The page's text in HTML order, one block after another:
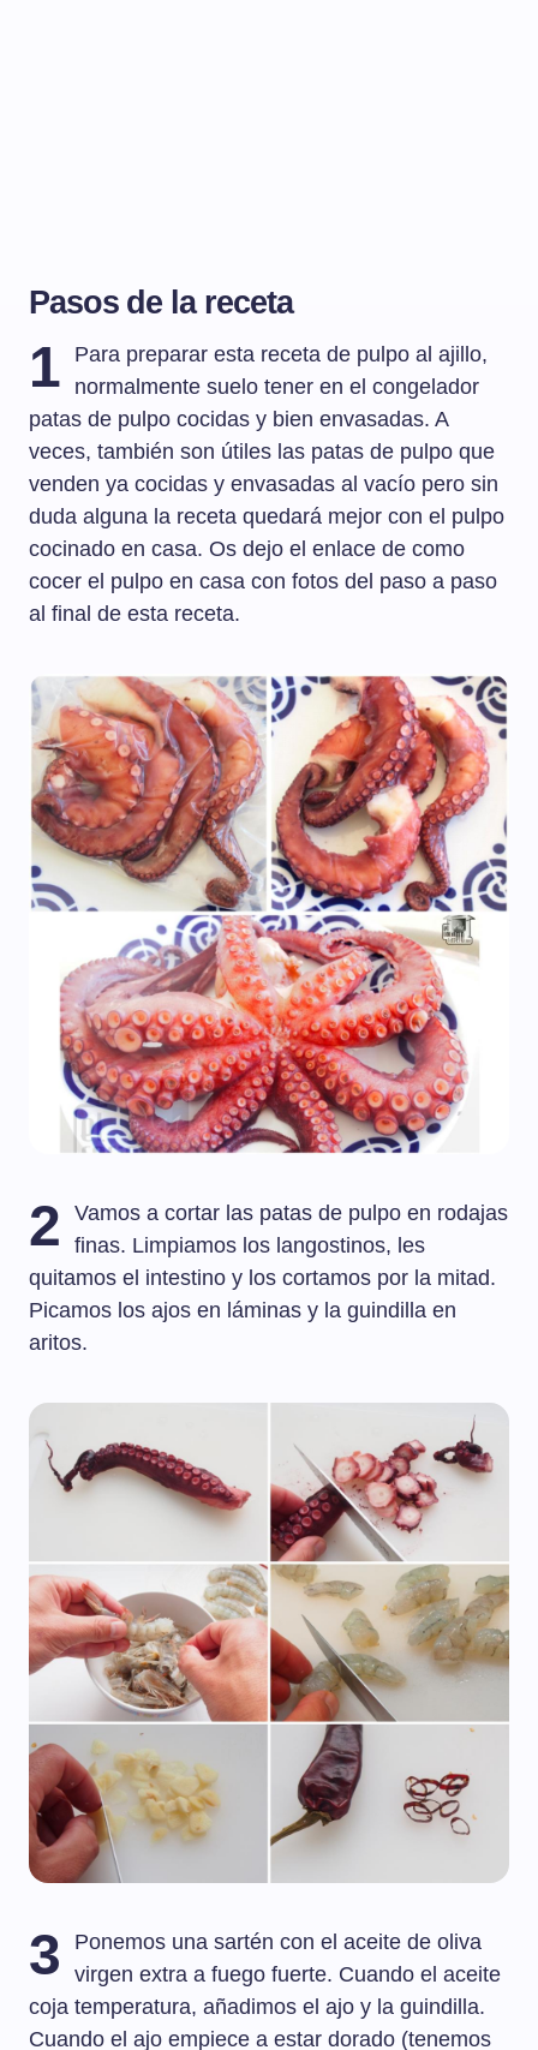
Pasos de la receta
1
Para preparar esta receta de pulpo al ajillo,
normalmente suelo tener en el congelador
patas de pulpo cocidas y bien envasadas. A
veces, también son útiles las patas de pulpo que
venden ya cocidas y envasadas al vacío pero sin
duda alguna la receta quedará mejor con el pulpo
cocinado en casa. Os dejo el enlace de como
cocer el pulpo en casa con fotos del paso a paso
al final de esta receta.
2
Vamos a cortar las patas de pulpo en rodajas
finas. Limpiamos los langostinos, les
quitamos el intestino y los cortamos por la mitad.
Picamos los ajos en láminas y la guindilla en
aritos.
3
Ponemos una sartén con el aceite de oliva
virgen extra a fuego fuerte. Cuando el aceite
coja temperatura, añadimos el ajo y la guindilla.
Cuando el ajo empiece a estar dorado (tenemos